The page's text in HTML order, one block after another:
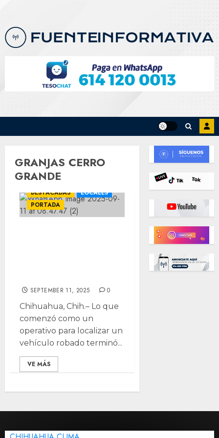
content
GRANJAS CERRO
GRANDE
DESTACADAS
LOCALES
PORTADA
SEPTEMBER 11, 2025 0
Chihuahua, Chih.– Lo que
comenzó como un
operativo para localizar un
vehículo robado terminó...
VE MÁS